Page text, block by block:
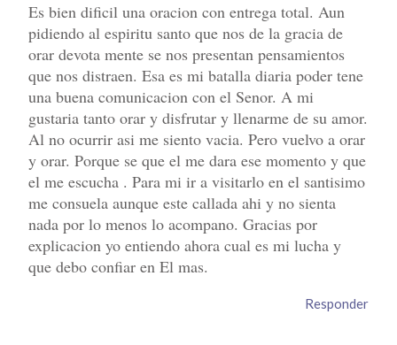
Es bien dificil una oracion con entrega total. Aun
pidiendo al espiritu santo que nos de la gracia de
orar devota mente se nos presentan pensamientos
que nos distraen. Esa es mi batalla diaria poder tene
una buena comunicacion con el Senor. A mi
gustaria tanto orar y disfrutar y llenarme de su amor.
Al no ocurrir asi me siento vacia. Pero vuelvo a orar
y orar. Porque se que el me dara ese momento y que
el me escucha . Para mi ir a visitarlo en el santisimo
me consuela aunque este callada ahi y no sienta
nada por lo menos lo acompano. Gracias por
explicacion yo entiendo ahora cual es mi lucha y
que debo confiar en El mas.
Responder